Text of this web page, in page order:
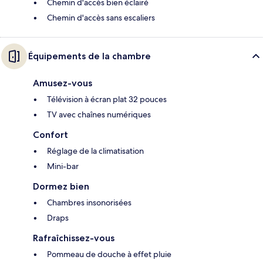
Chemin d'accès bien éclairé
Chemin d'accès sans escaliers
Équipements de la chambre
Amusez-vous
Télévision à écran plat 32 pouces
TV avec chaînes numériques
Confort
Réglage de la climatisation
Mini-bar
Dormez bien
Chambres insonorisées
Draps
Rafraîchissez-vous
Pommeau de douche à effet pluie